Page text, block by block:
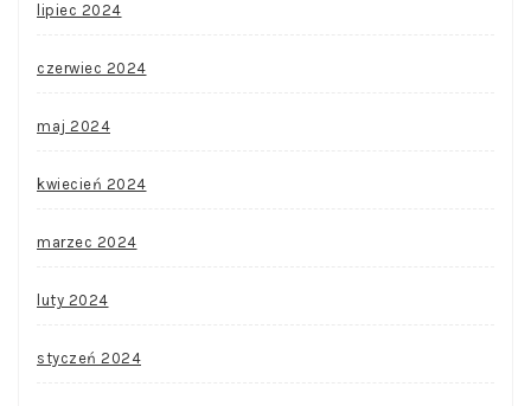
lipiec 2024
czerwiec 2024
maj 2024
kwiecień 2024
marzec 2024
luty 2024
styczeń 2024